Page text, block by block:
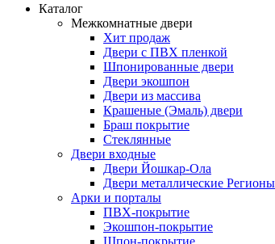
Каталог
Межкомнатные двери
Хит продаж
Двери с ПВХ пленкой
Шпонированные двери
Двери экошпон
Двери из массива
Крашеные (Эмаль) двери
Браш покрытие
Стеклянные
Двери входные
Двери Йошкар-Ола
Двери металлические Регионы
Арки и порталы
ПВХ-покрытие
Экошпон-покрытие
Шпон-покрытие